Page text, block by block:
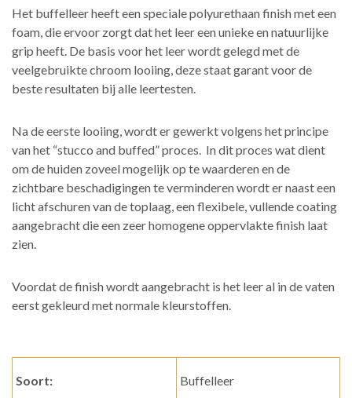
Het buffelleer heeft een speciale polyurethaan finish met een
foam, die ervoor zorgt dat het leer een unieke en natuurlijke
grip heeft. De basis voor het leer wordt gelegd met de
veelgebruikte chroom looiing, deze staat garant voor de
beste resultaten bij alle leertesten.
Na de eerste looiing, wordt er gewerkt volgens het principe
van het “stucco and buffed” proces. In dit proces wat dient
om de huiden zoveel mogelijk op te waarderen en de
zichtbare beschadigingen te verminderen wordt er naast een
licht afschuren van de toplaag, een flexibele, vullende coating
aangebracht die een zeer homogene oppervlakte finish laat
zien.
Voordat de finish wordt aangebracht is het leer al in de vaten
eerst gekleurd met normale kleurstoffen.
Soort: Buffelleer